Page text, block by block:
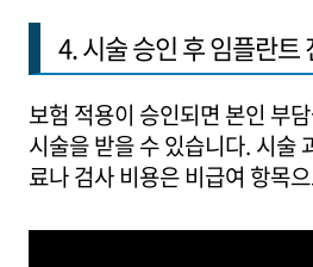
4. 시술 승인 후 임플란트
보험 적용이 승인되면 본인 부
시술을 받을 수 있습니다. 시술
료나 검사 비용은 비급여 항목